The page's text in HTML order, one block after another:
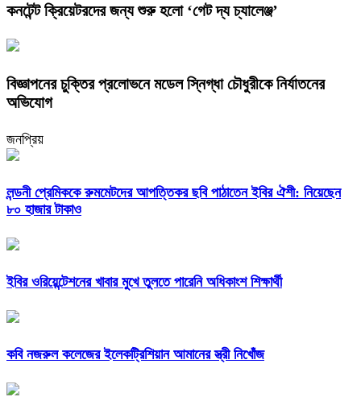
কনটেন্ট ক্রিয়েটরদের জন্য শুরু হলো ‘গেট দ্য চ্যালেঞ্জ’
বিজ্ঞাপনের চুক্তির প্রলোভনে মডেল স্নিগ্ধা চৌধুরীকে নির্যাতনের
অভিযোগ
জনপ্রিয়
লন্ডনী প্রেমিককে রুমমেটদের আপত্তিকর ছবি পাঠাতেন ইবির ঐশী: নিয়েছেন
৮০ হাজার টাকাও
ইবির ওরিয়েন্টেশনের খাবার মুখে তুলতে পারেনি অধিকাংশ শিক্ষার্থী
কবি নজরুল কলেজের ইলেকট্রিশিয়ান আমানের স্ত্রী নিখোঁজ